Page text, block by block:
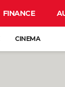
FINANCE
CINEMA